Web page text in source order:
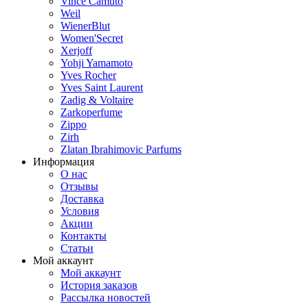
Weil
WienerBlut
Women'Secret
Xerjoff
Yohji Yamamoto
Yves Rocher
Yves Saint Laurent
Zadig & Voltaire
Zarkoperfume
Zippo
Zirh
Zlatan Ibrahimovic Parfums
Информация
О нас
Отзывы
Доставка
Условия
Aкции
Контакты
Статьи
Мой аккаунт
Мой аккаунт
История заказов
Рассылка новостей